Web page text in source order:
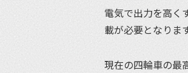
電気で出力を高く
載が必要となります
現在の四輪車の最